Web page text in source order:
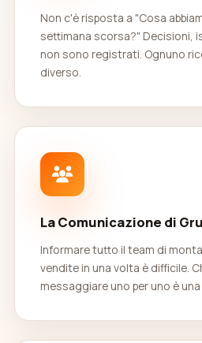
Non c'è risposta a "Cosa
settimana scorsa?" Decisioni,
non sono registrati. Ognuno
diverso.
La Comunicazione di
Informare tutto il team di
vendite in una volta è difficile.
messaggiare uno per uno è